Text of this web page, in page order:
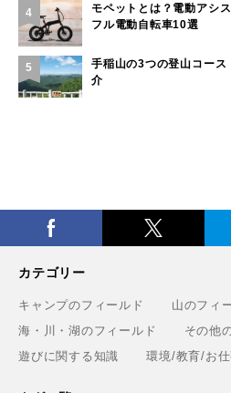
4
モペットとは？電動アシ
フル電動自転車10選
5
手稲山の3つの登山コー
介
カテゴリー
キャンプのフィールド
山のフィ
海・川・湖のフィールド
その他
遊びに関する知識
環境/教育/お